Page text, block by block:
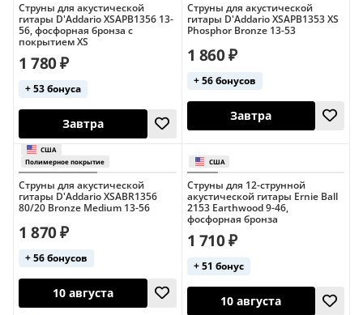
Завтра 10 августа
Струны для акустической
гитары D'Addario XSAPB1356 13-
56, фосфорная бронза с
покрытием XS
1 780 ₽
+ 53 бонуса
Завтра
Струны для акустической
гитары D'Addario XSAPB1353 XS
Phosphor Bronze 13-53
1 860 ₽
+ 56 бонусов
Струны для акустической
гитары D'Addario XSABR1356
80/20 Bronze Medium 13-56
1 870 ₽
+ 56 бонусов
Струны для 12-струнной
акустической гитары Ernie Ball
2153 Earthwood 9-46,
фосфорная бронза
1 710 ₽
+ 51 бонус